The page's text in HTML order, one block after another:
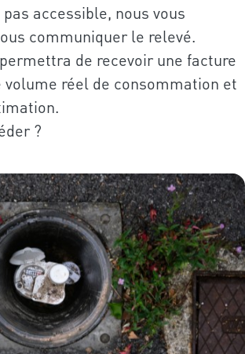
accessible, nous vous
communiquer le relevé.
de recevoir une facture
volume réel de consommation et
?